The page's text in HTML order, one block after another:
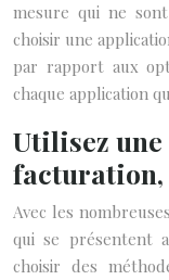
mesure qui ne
choisir une
par rapport aux
chaque application
Utilisez
Avec les
qui se présentent
choisir des